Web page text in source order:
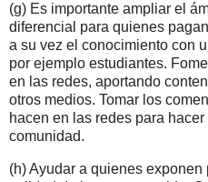
(g) Es importante ampliar el
diferencial para quienes
a su vez el conocimiento con
por ejemplo estudiantes.
en las redes, aportando
otros medios. Tomar los
hacen en las redes para
comunidad.
(h) Ayudar a quienes